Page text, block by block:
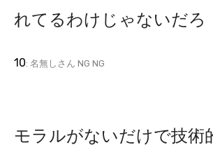
れてるわけじゃないだろ
10: 名無しさん NG NG
モラルがないだけで技術